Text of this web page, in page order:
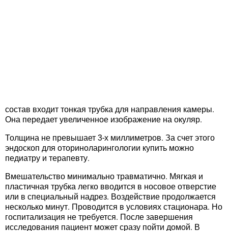
состав входит тонкая трубка для направления камеры.
Она передает увеличенное изображение на окуляр.
Толщина не превышает 3-х миллиметров. За счет этого
эндоскоп для оториноларингологии купить можно
педиатру и терапевту.
Вмешательство минимально травматично. Мягкая и
пластичная трубка легко вводится в носовое отверстие
или в специальный надрез. Воздействие продолжается
несколько минут. Проводится в условиях стационара. Но
госпитализация не требуется. После завершения
исследования пациент может сразу пойти домой. В